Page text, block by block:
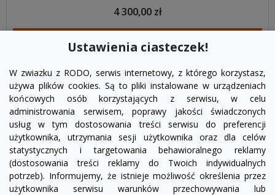
4 300,00 zł
FacebookYouTubePinterest
Ustawienia ciasteczek!
W zwiazku z RODO, serwis internetowy, z którego korzystasz,
używa plików cookies. Są to pliki instalowane w urządzeniach
końcowych osób korzystających z serwisu, w celu
administrowania serwisem, poprawy jakości świadczonych
usług w tym dostosowania treści serwisu do preferencji
użytkownika, utrzymania sesji użytkownika oraz dla celów
statystycznych i targetowania behawioralnego reklamy
(dostosowania treści reklamy do Twoich indywidualnych
potrzeb). Informujemy, że istnieje możliwość określenia przez
użytkownika serwisu warunków przechowywania lub